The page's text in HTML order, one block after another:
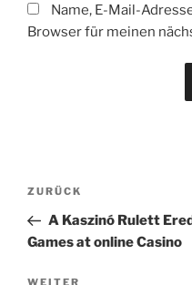
Name, E-Mail-
Browser für meinen
Beitragsnavigation
Vorheriger
Beitrag
ZURÜCK
A Kaszinó Rulett
Games at online Casino
WEITER